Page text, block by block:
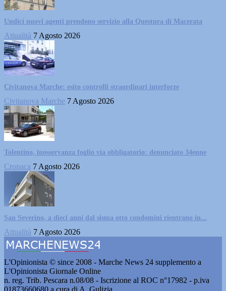
Undici nuovi agenti prendono servizio alla Questura di Macerata
Attualità 7 Agosto 2026
Civitanova Marche: esito controlli straordinari interforze
Civitanova Marche 7 Agosto 2026
Tolentino, inosservanza foglio via obbligatorio: denunciato 34enne
Cronaca 7 Agosto 2026
San Severino, a dieci anni dal sisma otto condomini rientrano in...
Attualità 7 Agosto 2026
L'Opinionista © since 2008 - Marche News 24 supplemento a
L'Opinionista Giornale Online
n. reg. Trib. Pescara n.08/08 - Iscrizione al ROC n°17982 - p.iva
01873660680 a cura di A. Gulizia